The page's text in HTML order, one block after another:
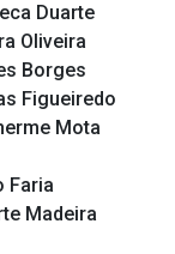
Duarte
Oliveira
Borges
Figueiredo
Mota
Faria
Madeira